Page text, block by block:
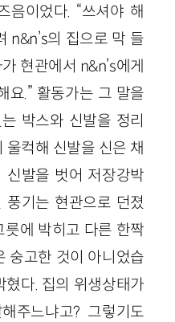
음이었다. “쓰셔야 해
n&n’s의 집으로 막 들
현관에서 n&n’s에게
요.” 활동가는 그 말을
박스와 신발을 정리
울컥해 신발을 신은 채
발을 벗어 저장강박
기는 현관으로 던졌
에 박히고 다른 한짝
숭고한 것이 아니었습
혔다. 집의 위생상태가
주느냐고? 그렇기도